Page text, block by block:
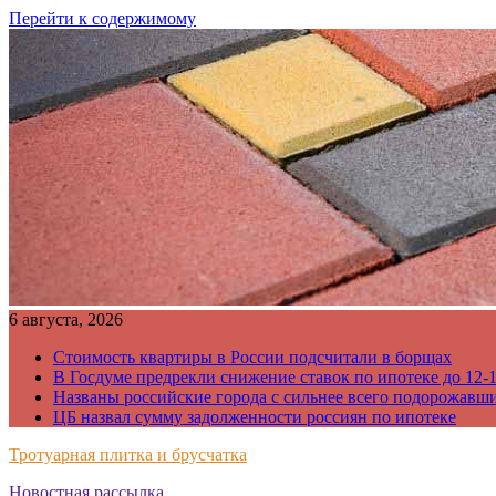
Перейти к содержимому
6 августа, 2026
Стоимость квартиры в России подсчитали в борщах
В Госдуме предрекли снижение ставок по ипотеке до 12-
Названы российские города с сильнее всего
ЦБ назвал сумму задолженности россиян по ипотеке
Тротуарная плитка и брусчатка
Новостная рассылка